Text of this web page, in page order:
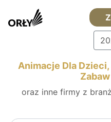
Animacje Dla
oraz inne firmy z